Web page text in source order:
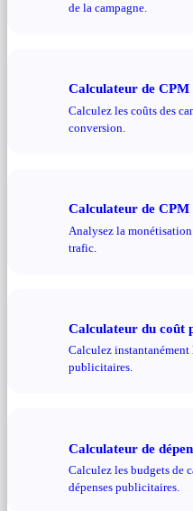
de la campagne.
Calculateur de
Calculez les coûts des
conversion.
Calculateur de CPM
Analysez la
trafic.
Calculateur du coût
Calculez
publicitaires.
Calculateur de
Calculez les budgets de
dépenses publicitaires.